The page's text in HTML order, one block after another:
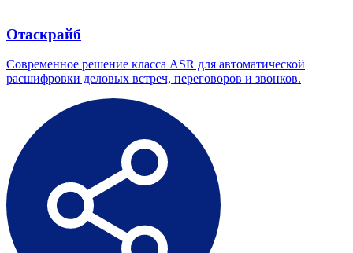
Отаскрайб
Современное решение класса ASR для автоматической
расшифровки деловых встреч, переговоров и звонков.